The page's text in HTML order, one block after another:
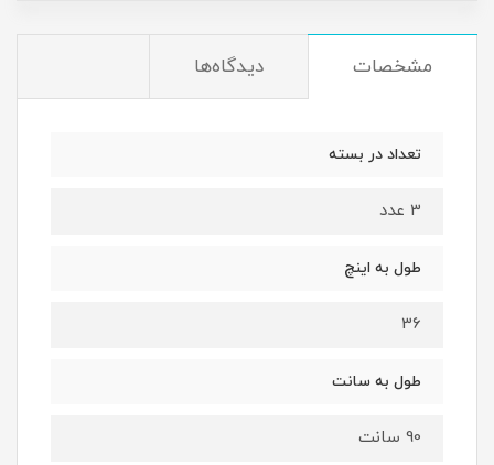
مشخصات دیدگاه‌ها
تعداد در بسته
3 عدد
طول به اینچ
36
طول به سانت
90 سانت